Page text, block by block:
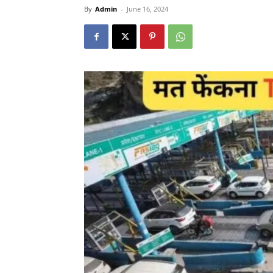
By Admin - June 16, 2024